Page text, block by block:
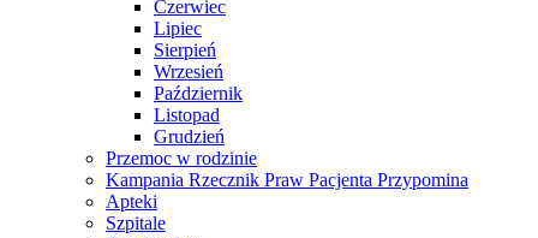
Czerwiec
Lipiec
Sierpień
Wrzesień
Październik
Listopad
Grudzień
Przemoc w rodzinie
Kampania Rzecznik Praw Pacjenta Przypomina
Apteki
Szpitale